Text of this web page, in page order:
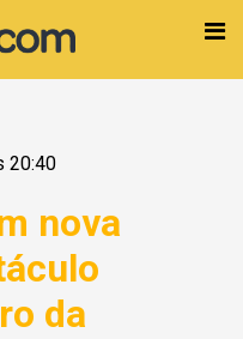
20:40
nova
da